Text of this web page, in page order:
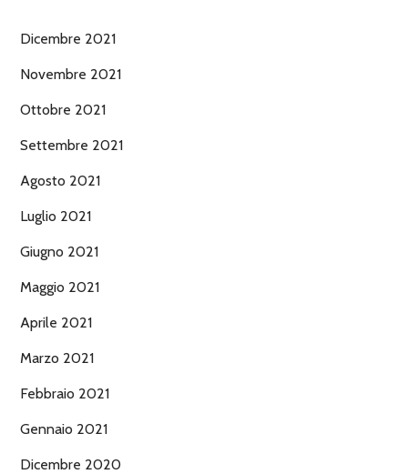
Dicembre 2021
Novembre 2021
Ottobre 2021
Settembre 2021
Agosto 2021
Luglio 2021
Giugno 2021
Maggio 2021
Aprile 2021
Marzo 2021
Febbraio 2021
Gennaio 2021
Dicembre 2020